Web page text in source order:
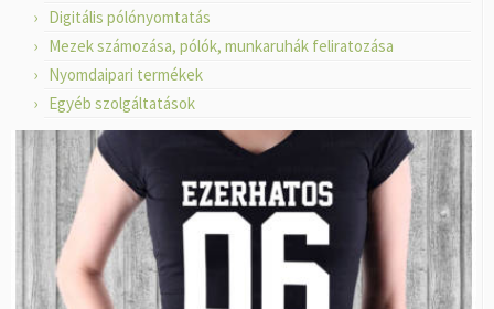
Digitális pólónyomtatás
Mezek számozása, pólók, munkaruhák feliratozása
Nyomdaipari termékek
Egyéb szolgáltatások